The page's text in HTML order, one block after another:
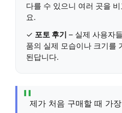
다를 수 있으니 여러 곳을
요.
✓ 포토 후기 – 실제 사용자
품의 실제 모습이나 크기를
된답니다.
제가 처음 구매할 때 가